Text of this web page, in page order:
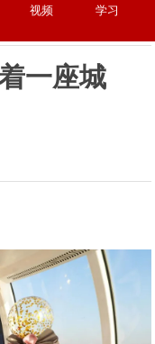
视频
学习
一座城